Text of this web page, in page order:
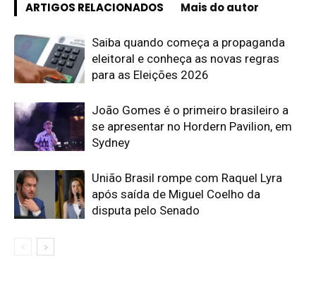
ARTIGOS RELACIONADOS Mais do autor
Saiba quando começa a propaganda
eleitoral e conheça as novas regras
para as Eleições 2026
João Gomes é o primeiro brasileiro a
se apresentar no Hordern Pavilion, em
Sydney
União Brasil rompe com Raquel Lyra
após saída de Miguel Coelho da
disputa pelo Senado